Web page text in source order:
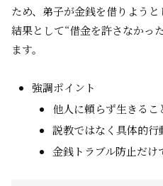
ため、弟子が金銭を借りようと
結果として“借金を許さなかっ
ます。
強調ポイント
他人に頼らず生きるこ
説教ではなく具体的行
金銭トラブル防止だけ